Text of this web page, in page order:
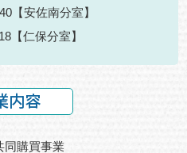
【安佐南分室】
【仁保分室】
内容
同購買事業